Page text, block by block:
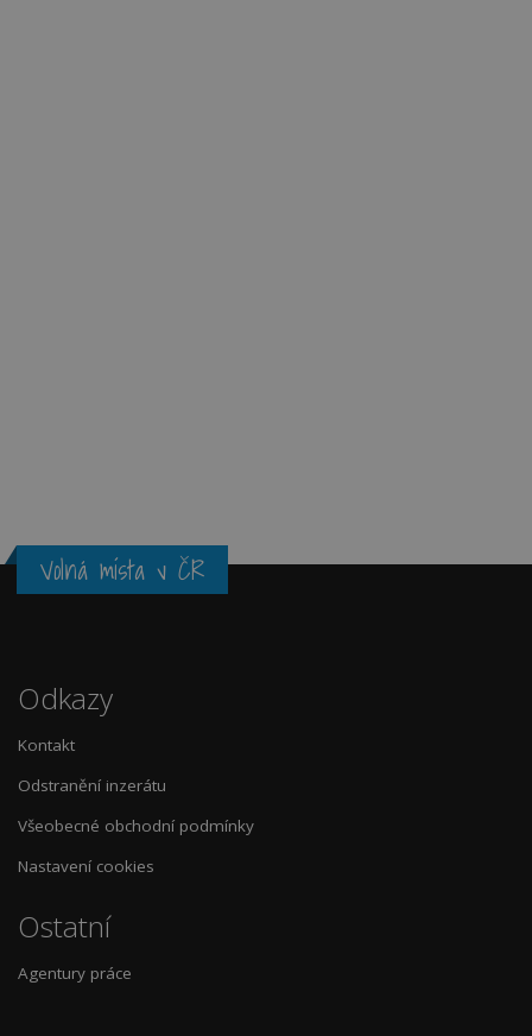
Volná místa v ČR
Odkazy
Kontakt
Odstranění inzerátu
Všeobecné obchodní podmínky
Nastavení cookies
Ostatní
Agentury práce